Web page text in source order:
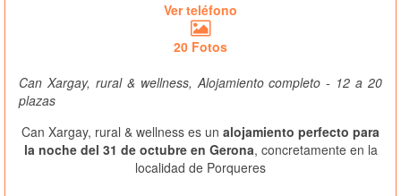
Ver teléfono
20 Fotos
Can Xargay, rural & wellness, Alojamiento completo - 12 a 20
plazas
Can Xargay, rural & wellness es un alojamiento perfecto para
la noche del 31 de octubre en Gerona, concretamente en la
localidad de Porqueres